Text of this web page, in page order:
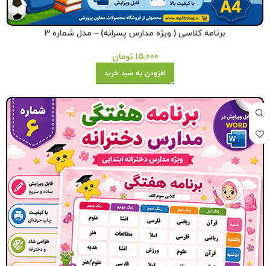
برنامه کلاسی ( ویژه مدارس پسرانه) – مدل شماره 3
15,000 تومان
افزودن به سبد خرید